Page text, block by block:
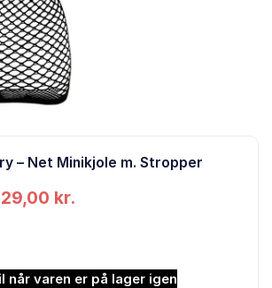
– Net Minikjole m. Stropper
oprindelige
kr..
kr.Den
129,00 kr..
når varen er på lager igen